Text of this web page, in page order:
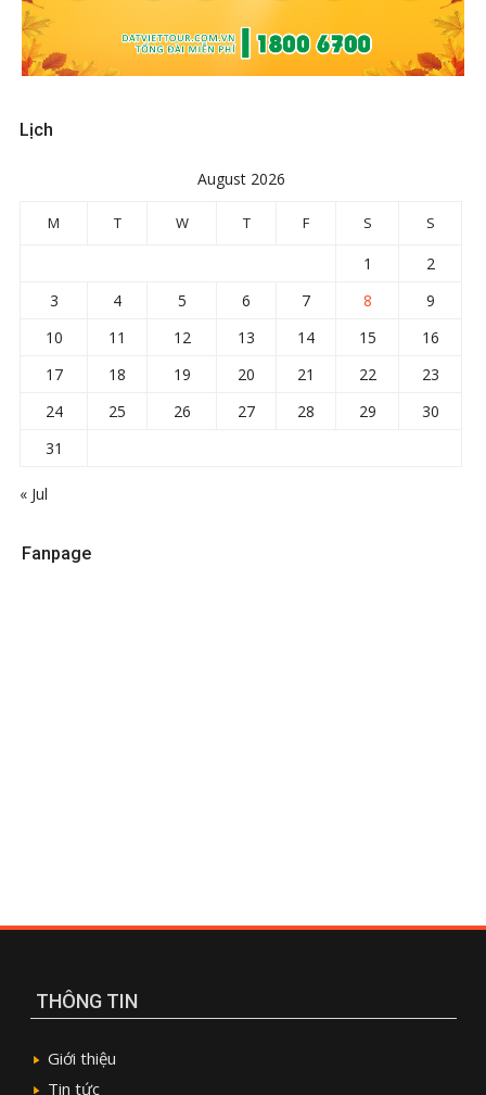
Lịch
August 2026
M T W T F S S
1
2
3
4 5 6 7 8
9
10
11 12 13 14 15
16
17
18 19 20 21 22
23
24
25 26 27 28 29
30
31
« Jul
Fanpage
THÔNG TIN
Giới thiệu
Tin tức